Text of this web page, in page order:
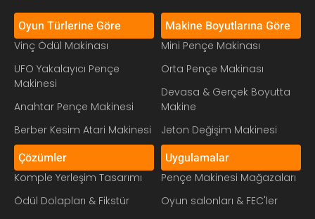
Oyun Türlerine Göre
Vinç Ödül Makinası
UFO Yakalayıcı Pençe
Makinesi
Anahtar Pençe Makinesi
Berber Kesim Atari Makinesi
Makine Boyutlarına Göre
Mini Pençe Makinası
Orta Pençe Makinası
Devasa & Gerçek Boyutta
Makine
Jeton Değişim Makinesi
Çözümler
Komple Yerleşim Tasarımı
Ödül Dolapları & Fikstür
Uygulamalar
Pençe Makinesi Mağazaları
Oyun salonları & FEC'ler